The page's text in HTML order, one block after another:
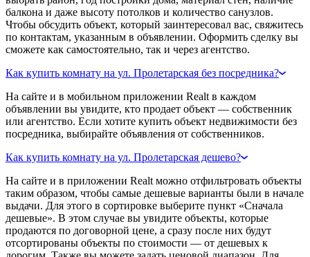
балкона и даже высоту потолков и количество санузлов.
Чтобы обсудить объект, который заинтересовал вас, свяжитесь
по контактам, указанным в объявлении. Оформить сделку вы
сможете как самостоятельно, так и через агентство.
Как купить комнату на ул. Пролетарская без посредника?
На сайте и в мобильном приложении Realt в каждом
объявлении вы увидите, кто продает объект — собственник
или агентство. Если хотите купить объект недвижимости без
посредника, выбирайте объявления от собственников.
Как купить комнату на ул. Пролетарская дешево?
На сайте и в приложении Realt можно отфильтровать объекты
таким образом, чтобы самые дешевые варианты были в начале
выдачи. Для этого в сортировке выберите пункт «Сначала
дешевые». В этом случае вы увидите объекты, которые
продаются по договорной цене, а сразу после них будут
отсортированы объекты по стоимости — от дешевых к